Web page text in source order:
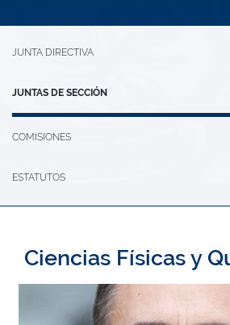
JUNTA DIRECTIVA
JUNTAS DE SECCIÓN
COMISIONES
ESTATUTOS
Ciencias Físicas y